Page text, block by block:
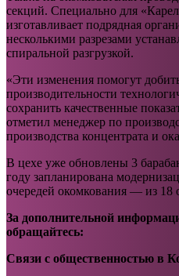
секций. Специально для
изготавливает подрядная
несколькими разрезами
спиральной разгрузкой.
«Эти изменения помогут
производительности
сохранить качественные
отметил менеджер по
производства концентрата и
В цехе уже обновлены 3
году запланирована
очередей окомкования — из 18
За дополнительной
обращайтесь:
Связи с общественностью в